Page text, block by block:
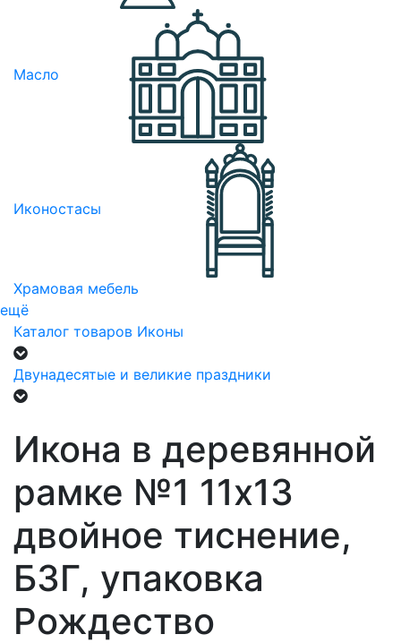
Масло
Иконостасы
Храмовая мебель
ещё
Каталог товаров Иконы
Двунадесятые и великие праздники
Икона в деревянной
рамке №1 11х13
двойное тиснение,
БЗГ, упаковка
Рождество